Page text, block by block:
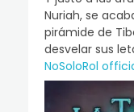
Nuriah, se
pirámide de
desvelar sus
NoSoloRol